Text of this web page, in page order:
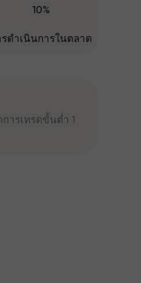
10%
รดำเนินการในตลาด
ารเทรดขั้นต่ำ 1